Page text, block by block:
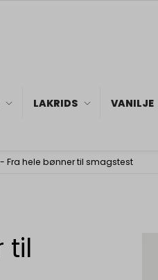
LAKRIDS VANILJE
Fra hele bønner til smagstest
til